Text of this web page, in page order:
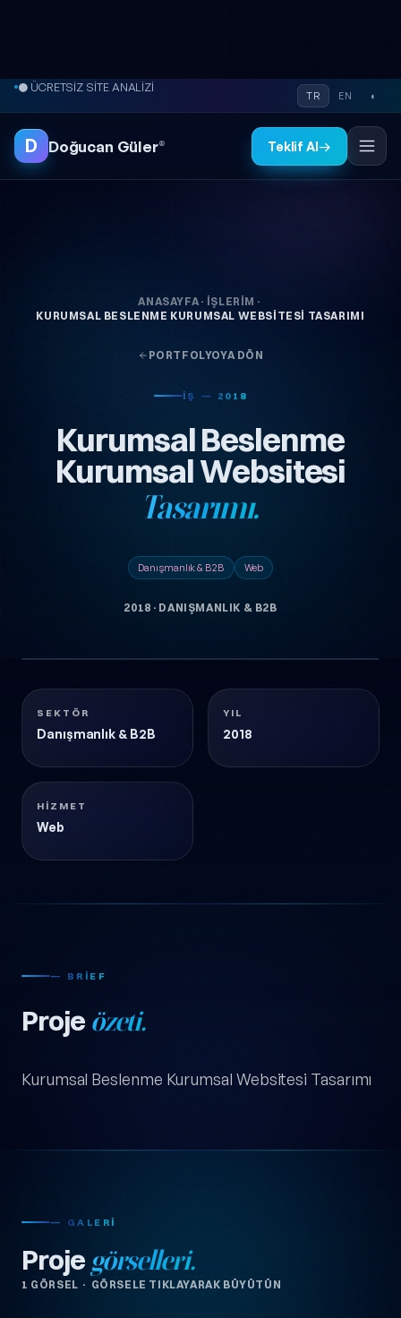
İçeriğe atla
● ÜCRETSİZ SİTE ANALİZİ
TR EN ◐
D Doğucan Güler® Teklif Al→
ANASAYFA · İŞLERIM ·
KURUMSAL BESLENME KURUMSAL WEBSITESI TASARIMI
PORTFOLYOYA DÖN
İŞ — 2018
Kurumsal Beslenme
Kurumsal Websitesi
Tasarımı.
Danışmanlık & B2B Web
2018 · DANIŞMANLIK & B2B
Danışmanlık & B2B 2018
KURUMSAL-BESLENME-KURUMSAL-WEBSITESI-
SEKTÖR
Danışmanlık & B2B
YIL
2018
HIZMET
Web
— BRIEF
Proje özeti.
Kurumsal Beslenme Kurumsal Websitesi Tasarımı
— GALERI
Projegörselleri.
1 GÖRSEL · GÖRSELE TIKLAYARAK BÜYÜTÜN